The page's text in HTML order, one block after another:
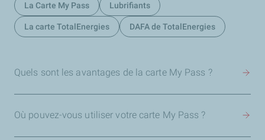
La Carte My Pass
Lubrifiants
La carte TotalEnergies DAFA de TotalEnergies
Quels sont les avantages de la carte My Pass ?
Où pouvez-vous utiliser votre carte My Pass ?